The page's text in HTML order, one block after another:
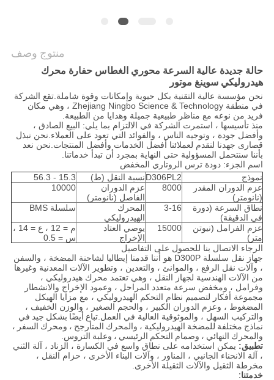
منتوج وصف
حالة جديدة عالية السرعة محوري الغطاس حفارة محرك
هيدروليكي سوينغ موتور
نحن مؤسسة عالية التقنية بكل حيوية وإمكانات وقوة شاملة.تقع الشركة
في منطقة Zhejiang Ningbo Science & Technology ، وهي مكان
فريد من نوعه مع مناظر طبيعية جميلة وهدايا من الطبيعة.
منذ تأسيسها ، استمرت الشركة في الالتزام بما يلي: البيع الصادق ،
وأفضل جودة ، وتوجيه الناس ، والفوائد التي تعود على العملاء.نحن نبذل
قصارى جهدنا لنقدم لعملائنا أفضل الخدمات وأفضل المنتجات.نحن نعد
بأننا سنتحمل المسؤولية حتى النهاية بمجرد أن تبدأ خدماتنا.
اسم الجزء: دودة ترس الروتاري المخفض
نموذج
D306PL2نسبة النقل (ط)
15.3 - 56.3
عزم الدوران المقدر
(نانومتر)
8000
عزم الدوران
الفاصل (نانومتر)
10000
نطاق السرعة (دورة
في الدقيقة)
3-16
المحرك
الهيدروليكي
سلسلة BMS
عزم الفرامل (نيوتن
متر)
15000
يوصي العتاد
الإخراج
م = 12 ، ع = 14 ،
س = 0.5
الرجاء الاتصال بنا للحصول على التفاصيل
جهاز نقل سلسلة D300P هو أننا قدمنا ​​إيطاليا لشاحنة المضخة ، والسفن
، وآلات نقل الرفع ، والموانئ ، والتعدين ، وتطوير الآلات المعدنية وغيرها
من الآلات الهندسية لجهاز النقل ، وهي تعتمد محرك هيدروليكي ،
وفرامل ، ومخفض سرعة متعدد المراحل ، وعمود الإخراج والانشطار
مجموعة أفكار لتصميم نظام التحكم الهيدروليكي ، مع مزايا الهيكل
المضغوط ، وعزم الدوران الكبير ، والحجم الصغير ، والوزن الخفيف ،
والتركيب السهل ، والموثوقية العالية في العمل.تباع أيضًا بشكل جيد في
نماذج مختلفة للمضخة الهيدروليكية ، والمحرك المتأرجح ، ومحرك السفر ،
والمحرك النهائي ، وصمام التحكم الرئيسي ، وعلبة التروس.
تطبيق: يمكن استخدامه على نطاق واسع في الكسارة ، الزناد ، آلة الثني
، آلة الانحناء الجانبي ، المناور ، وآلات البناء الأخرى ، حزام النقل ،
مخرطة الثقيل والآلات الثقيلة الأخرى.
خدمتنا: